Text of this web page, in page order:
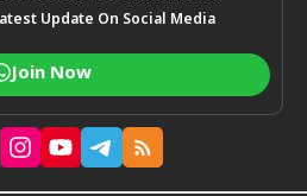
Update On Social Media
Join Now